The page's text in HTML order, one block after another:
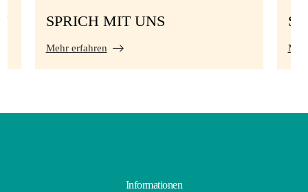
SPRICH MIT UNS
Mehr erfahren
Informationen